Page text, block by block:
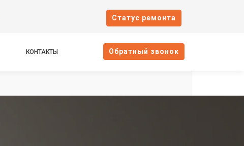
Cтатус ремонта
КОНТАКТЫ Oбратный звонок